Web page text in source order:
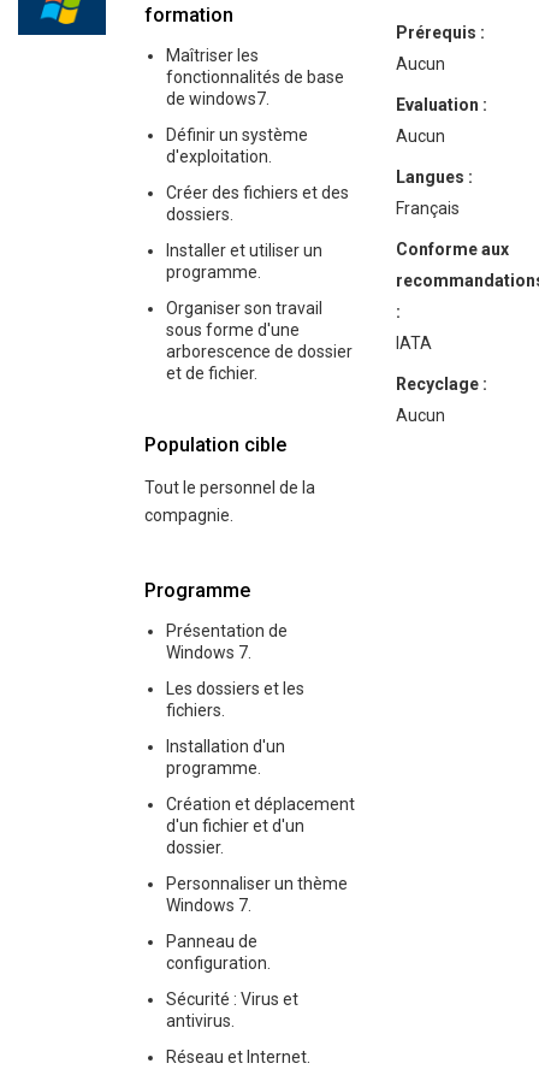
formation
Maîtriser les
fonctionnalités de base
de windows7.
Définir un système
d'exploitation.
Créer des fichiers et des
dossiers.
Installer et utiliser un
programme.
Organiser son travail
sous forme d'une
arborescence de dossier
et de fichier.
Population cible
Tout le personnel de la
compagnie.
Programme
Présentation de
Windows 7.
Les dossiers et les
fichiers.
Installation d'un
programme.
Création et déplacement
d'un fichier et d'un
dossier.
Personnaliser un thème
Windows 7.
Panneau de
configuration.
Sécurité : Virus et
antivirus.
Réseau et Internet.
Prérequis :
Aucun
Evaluation :
Aucun
Langues :
Français
Conforme aux
:
IATA
Recyclage :
Aucun